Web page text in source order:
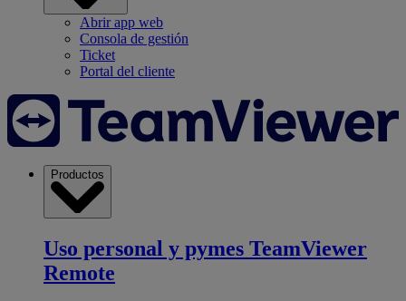
Abrir app web
Consola de gestión
Ticket
Portal del cliente
Productos
Uso personal y pymes TeamViewer
Remote